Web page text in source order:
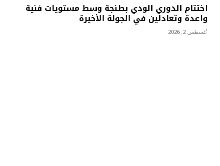
اختتام الدوري الودي بطنجة وسط مستويات فنية
واعدة وتعادلين في الجولة الأخيرة
أغسطس 2, 2026